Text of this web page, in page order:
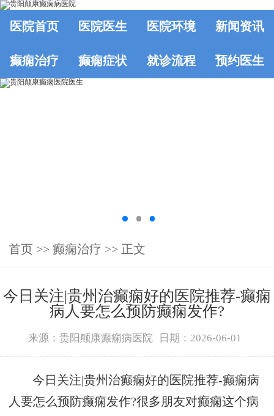
医院首页 医院医生 医院环境 新闻资讯
癫痫治疗 癫痫症状 就诊流程 预约医生
首页 >> 癫痫治疗 >> 正文
今日关注|贵州治癫痫好的医院推荐-癫痫
病人要怎么预防癫痫发作?
来源：贵阳颠康癫痫病医院 日期：2026-06-01
今日关注|贵州治癫痫好的医院推荐-癫痫病
人要怎么预防癫痫发作?很多朋友对癫痫这个病